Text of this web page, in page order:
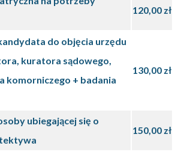
120,00 zł
do objęcia urzędu
kuratora sądowego,
komorniczego + badania
130,00 zł
ubiegającej się o
150,00 zł